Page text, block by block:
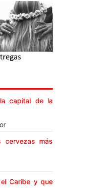
capital de la
cervezas más
Caribe y que